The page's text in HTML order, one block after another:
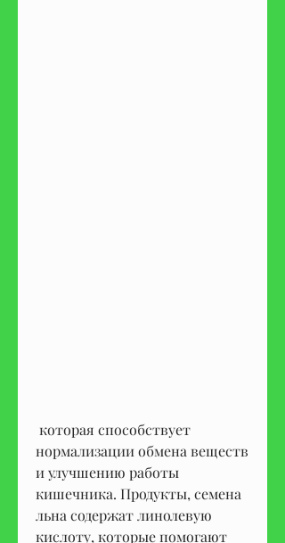
нормализации обмена веществ
и улучшению работы
кишечника. Продукты, семена
льна содержат линолевую
кислоту, которые помогают